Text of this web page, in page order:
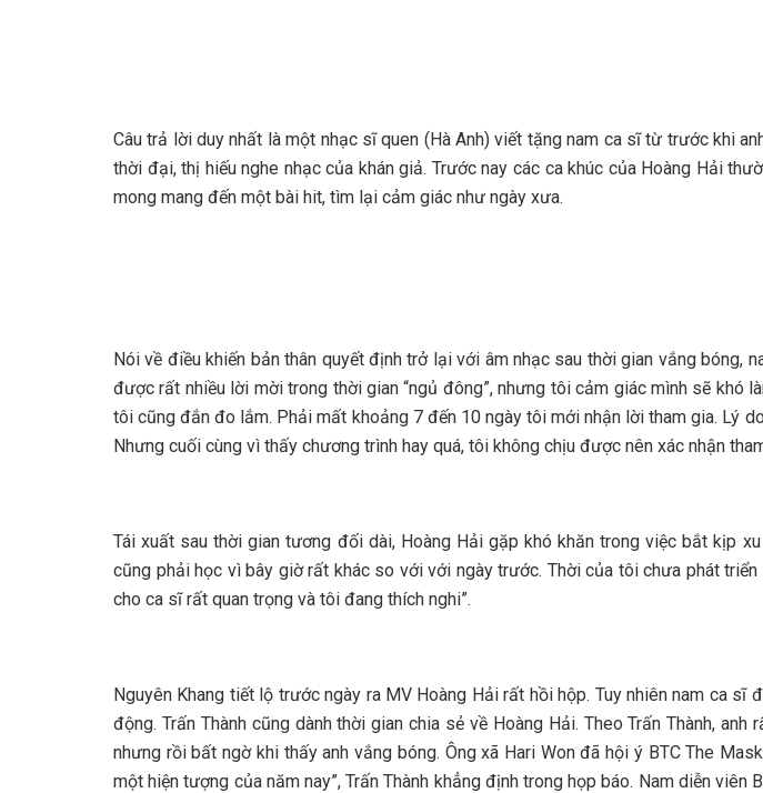
Câu trả lời duy nhất là một nhạc sĩ quen (Hà Anh) viết tặng nam ca sĩ từ trước khi
thời đại, thị hiếu nghe nhạc của khán giả. Trước nay các ca khúc của Hoàng Hải
mong mang đến một bài hit, tìm lại cảm giác như ngày xưa.
Nói về điều khiến bản thân quyết định trở lại với âm nhạc sau thời gian vắng bóng,
được rất nhiều lời mời trong thời gian “ngủ đông”, nhưng tôi cảm giác mình sẽ khó
tôi cũng đắn đo lắm. Phải mất khoảng 7 đến 10 ngày tôi mới nhận lời tham gia. Lý
Nhưng cuối cùng vì thấy chương trình hay quá, tôi không chịu được nên xác nhận
Tái xuất sau thời gian tương đối dài, Hoàng Hải gặp khó khăn trong việc bắt kịp
cũng phải học vì bây giờ rất khác so với với ngày trước. Thời của tôi chưa phát
cho ca sĩ rất quan trọng và tôi đang thích nghi”.
Nguyên Khang tiết lộ trước ngày ra MV Hoàng Hải rất hồi hộp. Tuy nhiên nam ca
động. Trấn Thành cũng dành thời gian chia sẻ về Hoàng Hải. Theo Trấn Thành,
nhưng rồi bất ngờ khi thấy anh vắng bóng. Ông xã Hari Won đã hội ý BTC The
một hiện tượng của năm nay”, Trấn Thành khẳng định trong họp báo. Nam diễn